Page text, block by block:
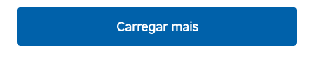
Carregar mais